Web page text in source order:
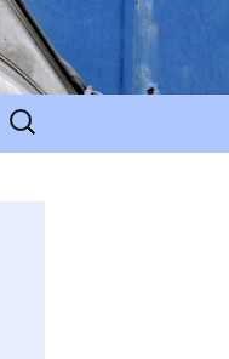
Rechercher :